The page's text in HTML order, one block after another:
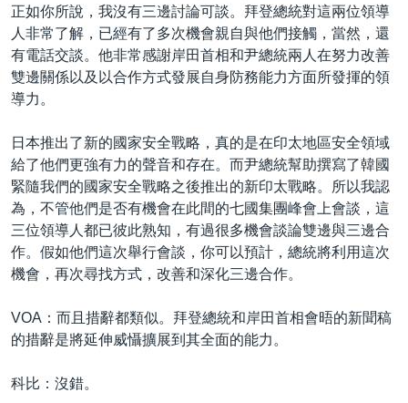
正如你所說，我沒有三邊討論可談。拜登總統對這兩位領導
人非常了解，已經有了多次機會親自與他們接觸，當然，還
有電話交談。他非常感謝岸田首相和尹總統兩人在努力改善
雙邊關係以及以合作方式發展自身防務能力方面所發揮的領
導力。
日本推出了新的國家安全戰略，真的是在印太地區安全領域
給了他們更強有力的聲音和存在。而尹總統幫助撰寫了韓國
緊隨我們的國家安全戰略之後推出的新印太戰略。所以我認
為，不管他們是否有機會在此間的七國集團峰會上會談，這
三位領導人都已彼此熟知，有過很多機會談論雙邊與三邊合
作。假如他們這次舉行會談，你可以預計，總統將利用這次
機會，再次尋找方式，改善和深化三邊合作。
VOA：而且措辭都類似。拜登總統和岸田首相會晤的新聞稿
的措辭是將延伸威懾擴展到其全面的能力。
科比：沒錯。